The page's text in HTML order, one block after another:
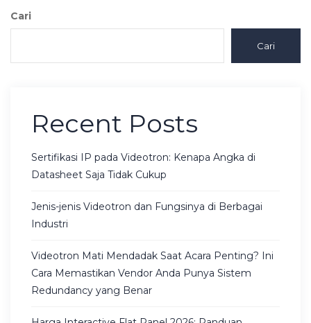
Cari
Cari
Recent Posts
Sertifikasi IP pada Videotron: Kenapa Angka di
Datasheet Saja Tidak Cukup
Jenis-jenis Videotron dan Fungsinya di Berbagai
Industri
Videotron Mati Mendadak Saat Acara Penting? Ini
Cara Memastikan Vendor Anda Punya Sistem
Redundancy yang Benar